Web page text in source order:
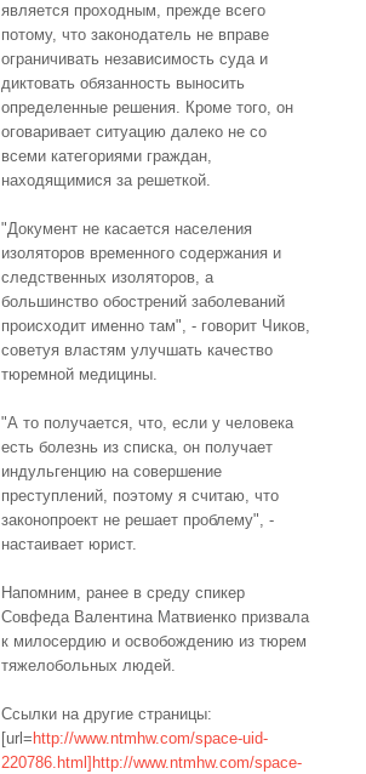
является проходным, прежде всего
потому, что законодатель не вправе
ограничивать независимость суда и
диктовать обязанность выносить
определенные решения. Кроме того, он
оговаривает ситуацию далеко не со
всеми категориями граждан,
находящимися за решеткой.
"Документ не касается населения
изоляторов временного содержания и
следственных изоляторов, а
большинство обострений заболеваний
происходит именно там", - говорит Чиков,
советуя властям улучшать качество
тюремной медицины.
"А то получается, что, если у человека
есть болезнь из списка, он получает
индульгенцию на совершение
преступлений, поэтому я считаю, что
законопроект не решает проблему", -
настаивает юрист.
Напомним, ранее в среду спикер
Совфеда Валентина Матвиенко призвала
к милосердию и освобождению из тюрем
тяжелобольных людей.
Ссылки на другие страницы:
[url= http://www.ntmhw.com/space-uid-
220786.html]http://www.ntmhw.com/space-